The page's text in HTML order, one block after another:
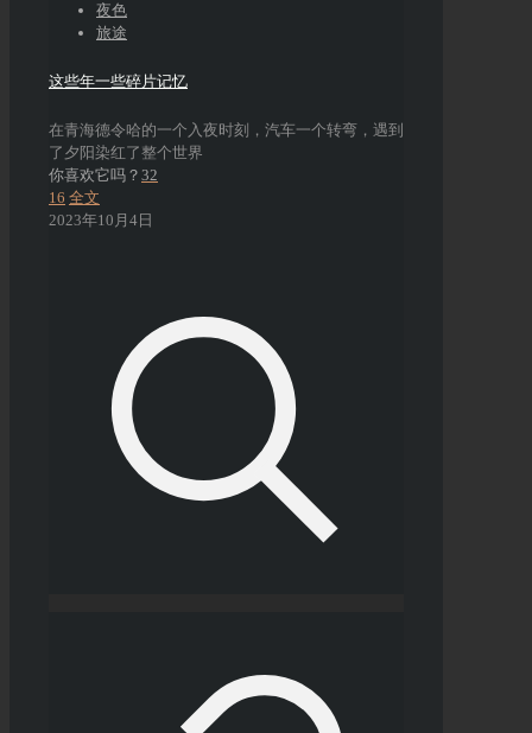
夜色
旅途
这些年一些碎片记忆
在青海德令哈的一个入夜时刻，汽车一个转弯，遇到
了夕阳染红了整个世界
你喜欢它吗？ 32
16 全文
2023年10月4日